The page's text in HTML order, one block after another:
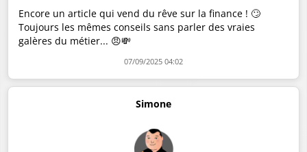
Encore un article qui vend du rêve sur la finance ! 🙄
Toujours les mêmes conseils sans parler des vraies
galères du métier... 😠💸
07/09/2025 04:02
Simone